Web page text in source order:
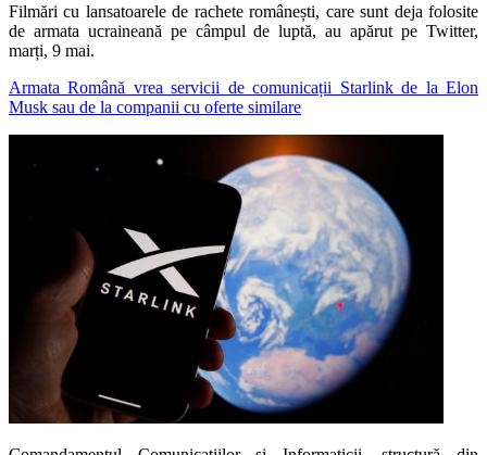
Filmări cu lansatoarele de rachete românești, care sunt deja folosite
de armata ucraineană pe câmpul de luptă, au apărut pe Twitter,
marți, 9 mai.
Armata Română vrea servicii de comunicații Starlink de la Elon
Musk sau de la companii cu oferte similare